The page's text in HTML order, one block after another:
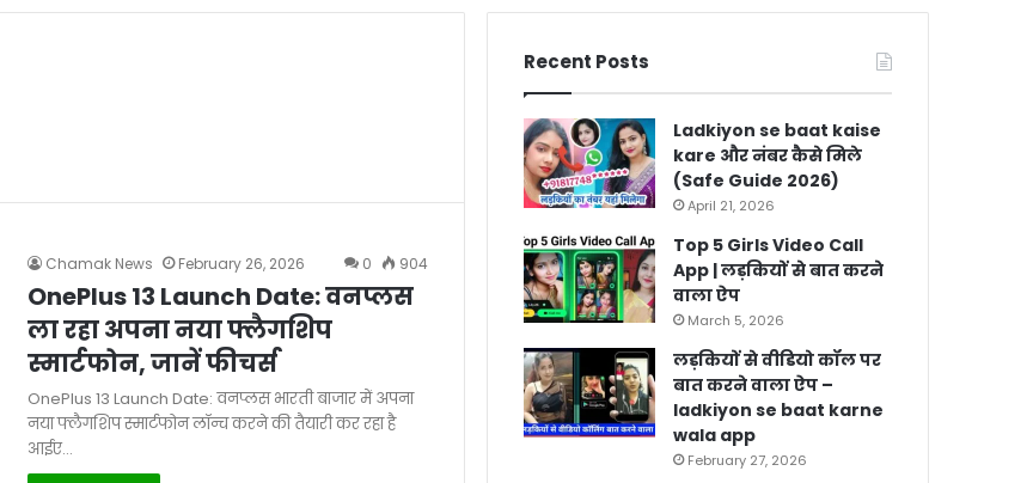
Chamak News February 26, 2026 0 904
OnePlus 13 Launch Date: वनप्लस
ला रहा अपना नया फ्लैगशिप
स्मार्टफोन, जानें फीचर्स
OnePlus 13 Launch Date: वनप्लस भारती बाजार में अपना
नया फ्लैगशिप स्मार्टफोन लॉन्च करने की तैयारी कर रहा है
आईए…
Recent Posts
Ladkiyon se baat kaise
kare और नंबर कैसे मिले
(Safe Guide 2026)
April 21, 2026
Top 5 Girls Video Call
App | लड़कियों से बात करने
वाला ऐप
March 5, 2026
लड़कियों से वीडियो कॉल पर
बात करने वाला ऐप –
ladkiyon se baat karne
wala app
February 27, 2026